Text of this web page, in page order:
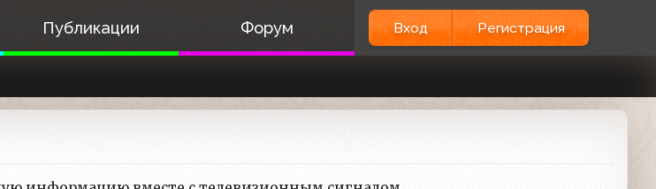
Публикации Форум Вход Регистрация